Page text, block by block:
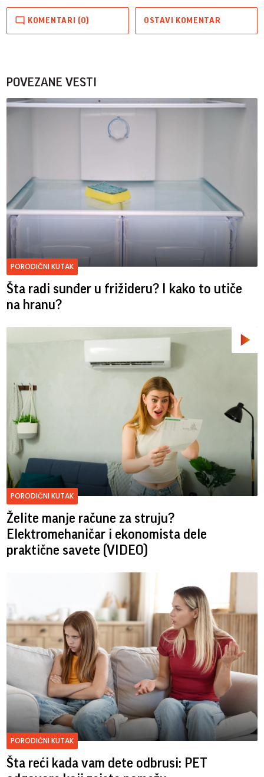
KOMENTARI (0) OSTAVI KOMENTAR
POVEZANE VESTI
PORODIČNI KUTAK
Šta radi sunđer u frižideru? I kako to utiče
na hranu?
PORODIČNI KUTAK
Želite manje račune za struju?
Elektromehaničar i ekonomista dele
praktične savete (VIDEO)
PORODIČNI KUTAK
Šta reći kada vam dete odbrusi: PET